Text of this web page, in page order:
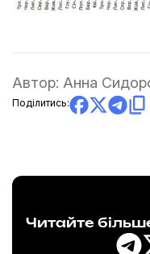
Автор: Анна
Поділитись:
Читайте